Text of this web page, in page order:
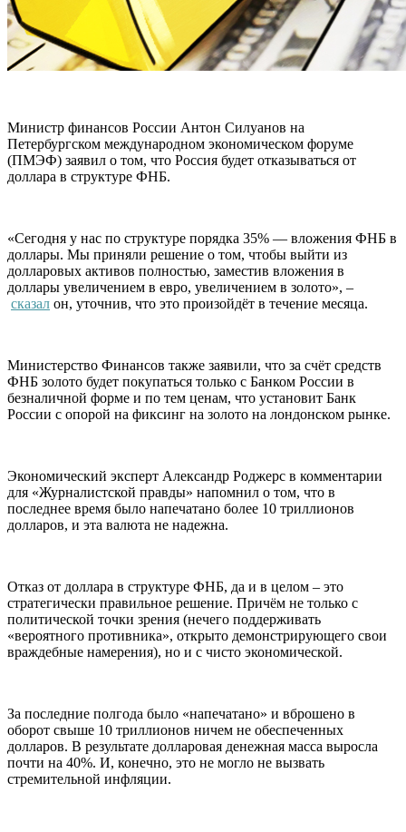
Министр финансов России Антон Силуанов на
Петербургском международном экономическом форуме
(ПМЭФ) заявил о том, что Россия будет отказываться от
доллара в структуре ФНБ.
«Сегодня у нас по структуре порядка 35% — вложения ФНБ в
доллары. Мы приняли решение о том, чтобы выйти из
долларовых активов полностью, заместив вложения в
доллары увеличением в евро, увеличением в золото», –
сказал он, уточнив, что это произойдёт в течение месяца.
Министерство Финансов также заявили, что за счёт средств
ФНБ золото будет покупаться только с Банком России в
безналичной форме и по тем ценам, что установит Банк
России с опорой на фиксинг на золото на лондонском рынке.
Экономический эксперт Александр Роджерс в комментарии
для «Журналистской правды» напомнил о том, что в
последнее время было напечатано более 10 триллионов
долларов, и эта валюта не надежна.
Отказ от доллара в структуре ФНБ, да и в целом – это
стратегически правильное решение. Причём не только с
политической точки зрения (нечего поддерживать
«вероятного противника», открыто демонстрирующего свои
враждебные намерения), но и с чисто экономической.
За последние полгода было «напечатано» и вброшено в
оборот свыше 10 триллионов ничем не обеспеченных
долларов. В результате долларовая денежная масса выросла
почти на 40%. И, конечно, это не могло не вызвать
стремительной инфляции.